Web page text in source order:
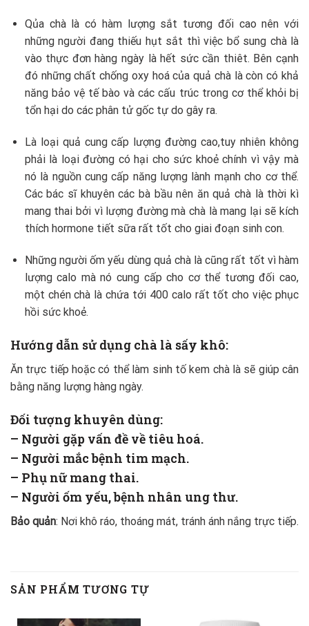
Qủa chà là có hàm lượng sắt tương đối cao nên với
những người đang thiếu hụt sắt thì việc bổ sung chà là
vào thực đơn hàng ngày là hết sức cần thiêt. Bên cạnh
đó những chất chống oxy hoá của quả chà là còn có khả
năng bảo vệ tế bào và các cấu trúc trong cơ thể khỏi bị
tổn hại do các phân tử gốc tự do gây ra.
Là loại quả cung cấp lượng đường cao,tuy nhiên không
phải là loại đường có hại cho sức khoẻ chính vì vậy mà
nó là nguồn cung cấp năng lượng lành mạnh cho cơ thể.
Các bác sĩ khuyên các bà bầu nên ăn quả chà là thời kì
mang thai bởi vì lượng đường mà chà là mang lại sẽ kích
thích hormone tiết sữa rất tốt cho giai đoạn sinh con.
Những người ốm yếu dùng quả chà là cũng rất tốt vì hàm
lượng calo mà nó cung cấp cho cơ thể tương đối cao,
một chén chà là chứa tới 400 calo rất tốt cho việc phục
hồi sức khoẻ.
Hướng dẫn sử dụng chà là sấy khô:
Ăn trực tiếp hoặc có thể làm sinh tố kem chà là sẽ giúp cân
bằng năng lượng hàng ngày.
Đối tượng khuyên dùng:
– Người gặp vấn đề về tiêu hoá.
– Người mắc bệnh tim mạch.
– Phụ nữ mang thai.
– Người ốm yếu, bệnh nhân ung thư.
Bảo quản: Nơi khô ráo, thoáng mát, tránh ánh nắng trực tiếp.
SẢN PHẨM TƯƠNG TỰ